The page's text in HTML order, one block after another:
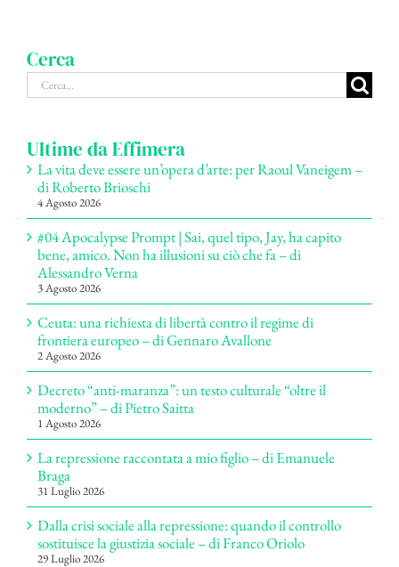
Cerca
Cerca
per:
Ultime da Effimera
La vita deve essere un’opera d’arte: per Raoul Vaneigem –
di Roberto Brioschi
4 Agosto 2026
#04 Apocalypse Prompt | Sai, quel tipo, Jay, ha capito
bene, amico. Non ha illusioni su ciò che fa – di
Alessandro Verna
3 Agosto 2026
Ceuta: una richiesta di libertà contro il regime di
frontiera europeo – di Gennaro Avallone
2 Agosto 2026
Decreto “anti-maranza”: un testo culturale “oltre il
moderno” – di Pietro Saitta
1 Agosto 2026
La repressione raccontata a mio figlio – di Emanuele
Braga
31 Luglio 2026
Dalla crisi sociale alla repressione: quando il controllo
sostituisce la giustizia sociale – di Franco Oriolo
29 Luglio 2026